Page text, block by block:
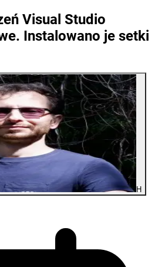
Visual Studio
Instalowano je setki
H